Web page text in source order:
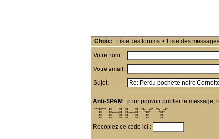
Choix: Liste des forums • Liste des messages
Votre nom:
Votre email:
Sujet:
Anti-SPAM : pour pouvoir publier le message,
********  **     **  **     **  **    **  **    **
    **     **     **  **     **   **  **    **  **
    **     **     **  **     **    ****      ****
    **     *********  *********     **        **
    **     **     **  **     **     **        **
    **     **     **  **     **     **        **
    **     **     **  **     **     **        **
Recopiez ce code ici :